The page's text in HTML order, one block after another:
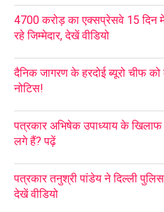
4700 करोड़ का एक्सप्रेसवे 15 दिन
रहे जिम्मेदार, देखें वीडियो
दैनिक जागरण के हरदोई ब्यूरो चीफ को
नोटिस!
पत्रकार अभिषेक उपाध्याय के खिलाफ
लगे हैं? पढ़ें
पत्रकार तनुश्री पांडेय ने दिल्ली
देखें वीडियो